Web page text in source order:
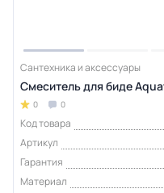
Сантехника и аксессуары
Смеситель для биде
0 0
Код товара
Артикул
Гарантия
Материал